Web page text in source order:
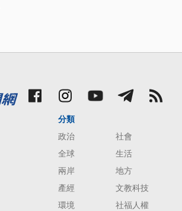
分類
政治
社會
全球
生活
兩岸
地方
產經
文教科技
環境
社福人權